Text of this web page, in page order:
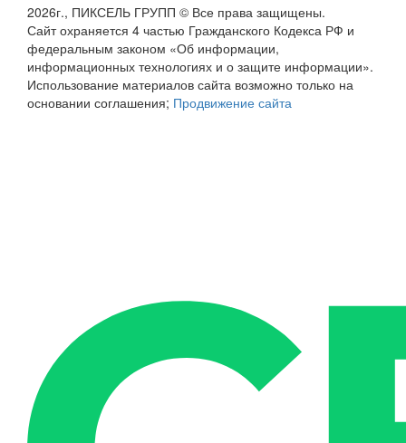
2026г., ПИКСЕЛЬ ГРУПП © Все права защищены.
Сайт охраняется 4 частью Гражданского Кодекса РФ и
федеральным законом «Об информации,
информационных технологиях и о защите информации».
Использование материалов сайта возможно только на
основании соглашения; Продвижение сайта